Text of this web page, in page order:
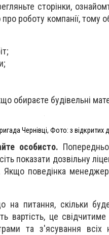
сторінки,
роботу компанії, тому
обираєте будівельні
Чернівці, Фото: з відкритих
особисто.
показати дозвільну
Якщо поведінка
на питання, скільки
вартість, це свідчитиме
та з'ясування